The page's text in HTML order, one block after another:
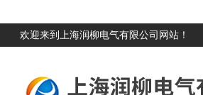
欢迎来到上海润柳电气有限公司网站！